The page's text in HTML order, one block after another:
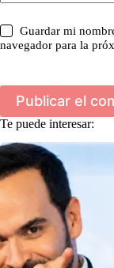
Guardar mi
navegador para la
Publicar el
Te puede interesar: